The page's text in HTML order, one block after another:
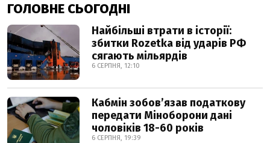
ГОЛОВНЕ СЬОГОДНІ
Найбільші втрати в історії:
збитки Rozetka від ударів РФ
сягають мільярдів
6 СЕРПНЯ, 12:10
Кабмін зобовʼязав податкову
передати Міноборони дані
чоловіків 18-60 років
6 СЕРПНЯ, 19:39